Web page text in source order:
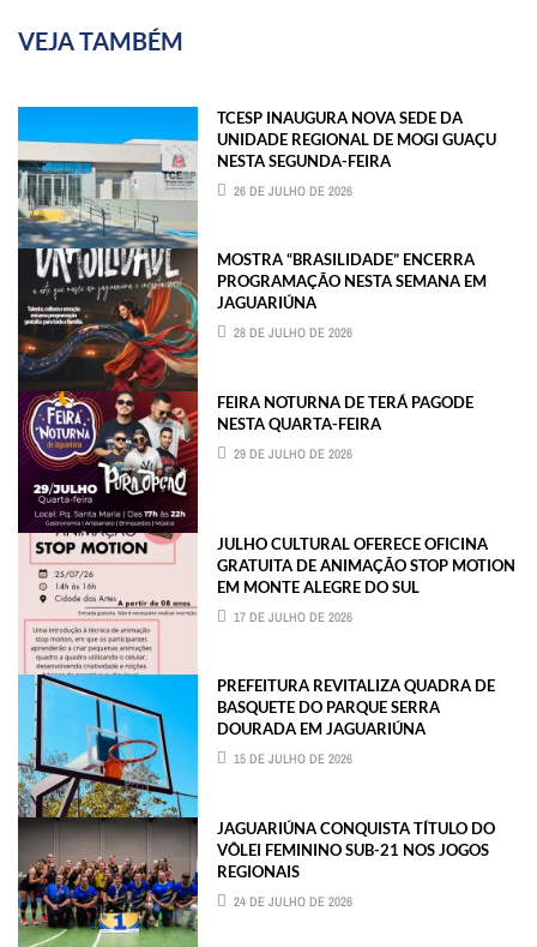
VEJA TAMBÉM
TCESP INAUGURA NOVA SEDE DA
UNIDADE REGIONAL DE MOGI GUAÇU
NESTA SEGUNDA-FEIRA
26 DE JULHO DE 2026
MOSTRA “BRASILIDADE” ENCERRA
PROGRAMAÇÃO NESTA SEMANA EM
JAGUARIÚNA
28 DE JULHO DE 2026
FEIRA NOTURNA DE TERÁ PAGODE
NESTA QUARTA-FEIRA
29 DE JULHO DE 2026
JULHO CULTURAL OFERECE OFICINA
GRATUITA DE ANIMAÇÃO STOP MOTION
EM MONTE ALEGRE DO SUL
17 DE JULHO DE 2026
PREFEITURA REVITALIZA QUADRA DE
BASQUETE DO PARQUE SERRA
DOURADA EM JAGUARIÚNA
15 DE JULHO DE 2026
JAGUARIÚNA CONQUISTA TÍTULO DO
VÔLEI FEMININO SUB-21 NOS JOGOS
REGIONAIS
24 DE JULHO DE 2026